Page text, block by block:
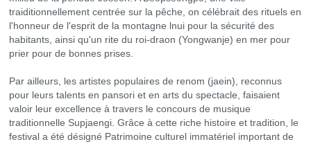
traiditionnellement centrée sur la pêche, on célébrait des rituels en
l'honneur de l'esprit de la montagne lnui pour la sécurité des
habitants, ainsi qu'un rite du roi-draon (Yongwanje) en mer pour
prier pour de bonnes prises.
Par ailleurs, les artistes populaires de renom (jaein), reconnus
pour leurs talents en pansori et en arts du spectacle, faisaient
valoir leur excellence à travers le concours de musique
traditionnelle Supjaengi. Grâce à cette riche histoire et tradition, le
festival a été désigné Patrimoine culturel immatériel important de